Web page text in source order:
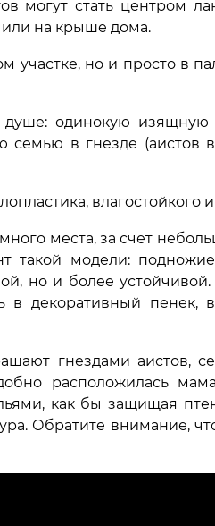
могут стать центром
на крыше дома.
участке, но и просто в
одинокую изящную
семью в гнезде (аистов
влагостойкого
места, за счет
такой модели:
но и более
в декоративный пенек,
гнездами аистов,
расположилась
как бы защищая
Обратите внимание,